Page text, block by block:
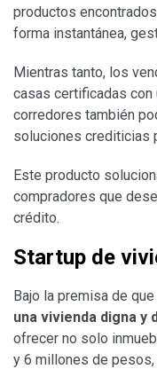
productos
forma instantánea,
Mientras tanto, los
casas certificadas con
corredores también
soluciones crediticias
Este producto
compradores que
crédito.
Startup de
Bajo la premisa de que
una vivienda digna y
ofrecer no solo
y 6 millones de